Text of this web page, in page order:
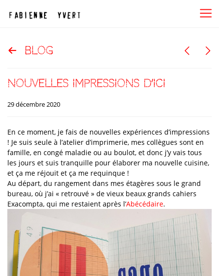
blog
nouvelles impressions d’ici
29 décembre 2020
En ce moment, je fais de nouvelles expériences d’impressions
! Je suis seule à l’atelier d’imprimerie, mes collègues sont en
famille, en congé maladie ou au boulot, et donc j’y vais tous
les jours et suis tranquille pour élaborer ma nouvelle cuisine,
et ça me réjouit et ça me requinque !
Au départ, du rangement dans mes étagères sous le grand
bureau, où j’ai « retrouvé » de vieux beaux grands cahiers
Exacompta, qui me restaient après l’Abécédaire.